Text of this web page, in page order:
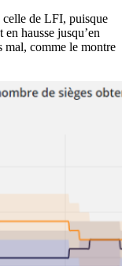
de LFI, puisque
hausse jusqu’en
mal, comme le montre